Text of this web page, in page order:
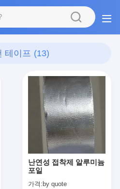
테이프 (13)
난연성 접착제 알루미늄
포일
가격: by quote